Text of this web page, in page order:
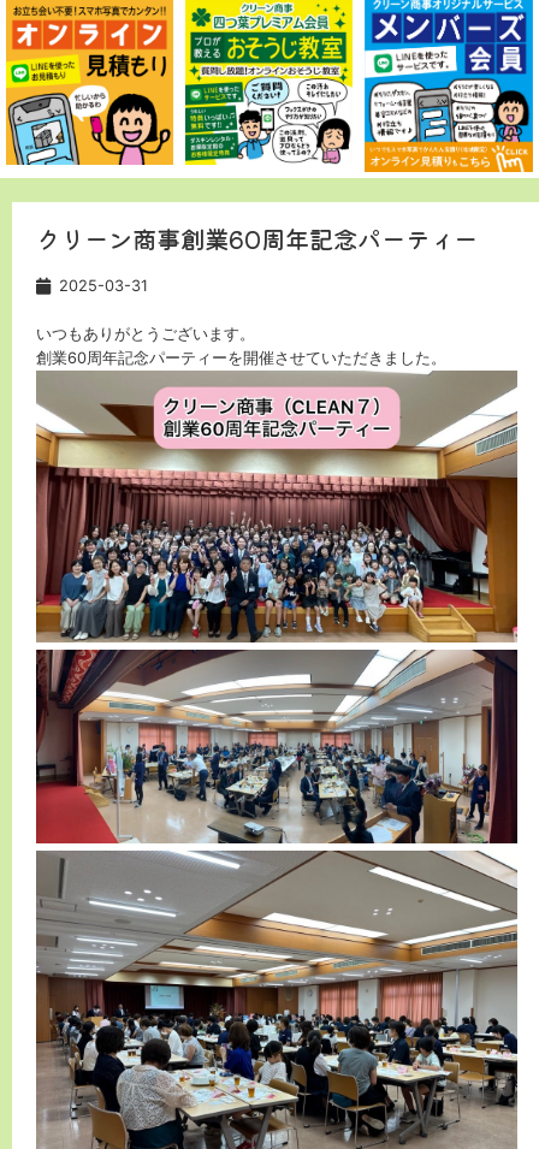
クリーン商事創業60周年記念パーティー
2025-03-31
いつもありがとうございます。
創業60周年記念パーティーを開催させていただきました。